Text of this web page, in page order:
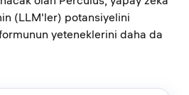
(LLM'ler) potansiyelini
yeteneklerini daha da